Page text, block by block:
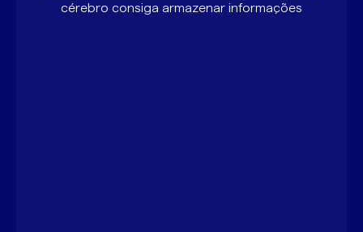
cérebro consiga armazenar informações